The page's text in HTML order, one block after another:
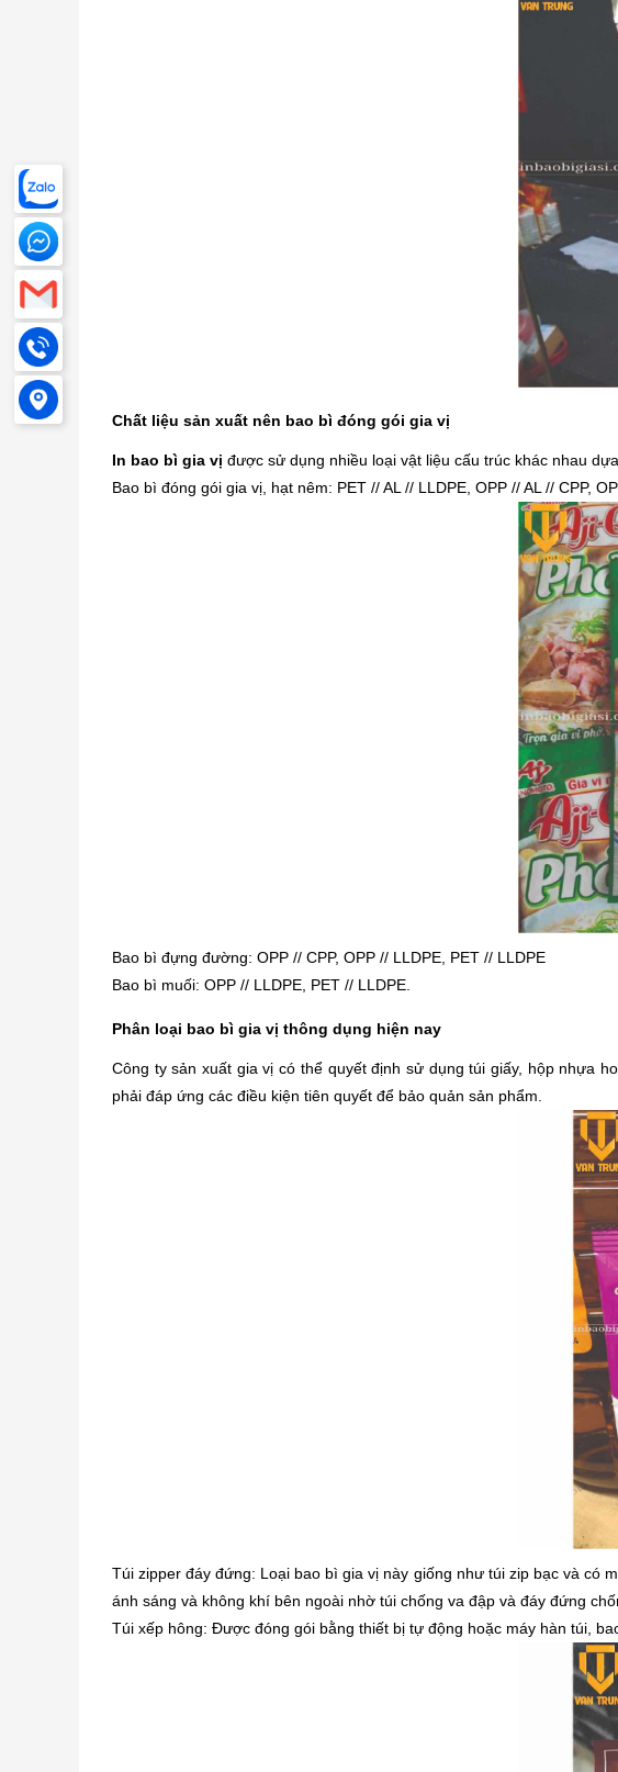
Chất liệu sản xuất nên bao bì đóng gói gia vị
In bao bì gia vị được sử dụng nhiều loại vật liệu cấu trúc khác nhau
Bao bì đóng gói gia vị, hạt nêm: PET // AL // LLDPE, OPP // AL // CPP,
Bao bì đựng đường: OPP // CPP, OPP // LLDPE, PET // LLDPE
Bao bì muối: OPP // LLDPE, PET // LLDPE.
Phân loại bao bì gia vị thông dụng hiện nay
Công ty sản xuất gia vị có thể quyết định sử dụng túi giấy, hộp nhựa
phải đáp ứng các điều kiện tiên quyết để bảo quản sản phẩm.
Túi zipper đáy đứng: Loại bao bì gia vị này giống như túi zip bạc và có
ánh sáng và không khí bên ngoài nhờ túi chống va đập và đáy đứng
Túi xếp hông: Được đóng gói bằng thiết bị tự động hoặc máy hàn túi,